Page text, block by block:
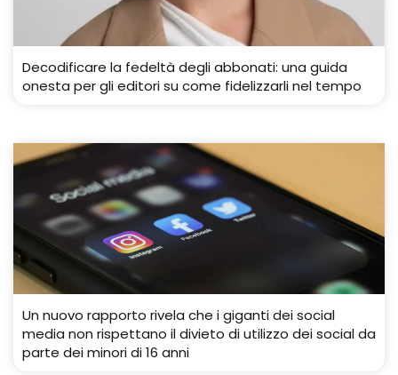
Decodificare la fedeltà degli abbonati: una guida
onesta per gli editori su come fidelizzarli nel tempo
Un nuovo rapporto rivela che i giganti dei social
media non rispettano il divieto di utilizzo dei social da
parte dei minori di 16 anni